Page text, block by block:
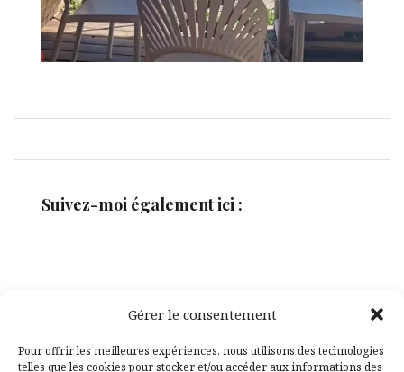
Gérer le consentement
Pour offrir les meilleures expériences, nous utilisons des technologies
telles que les cookies pour stocker et/ou accéder aux informations des
Suivez-moi également ici :
Facebook
Pinterest